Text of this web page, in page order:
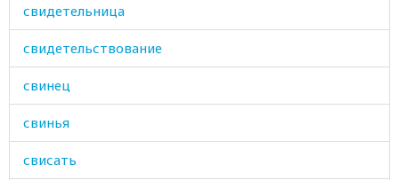
свидетельница
свидетельствование
свинец
свинья
свисать